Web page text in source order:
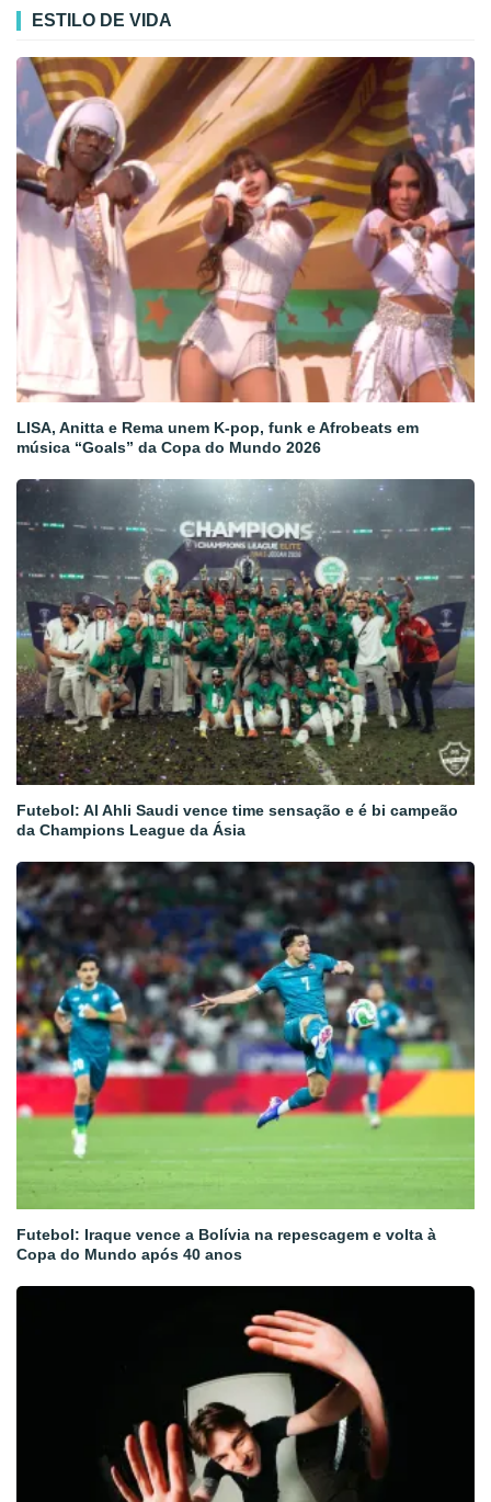
ESTILO DE VIDA
LISA, Anitta e Rema unem K-pop, funk e Afrobeats em
música “Goals” da Copa do Mundo 2026
Futebol: Al Ahli Saudi vence time sensação e é bi campeão
da Champions League da Ásia
Futebol: Iraque vence a Bolívia na repescagem e volta à
Copa do Mundo após 40 anos